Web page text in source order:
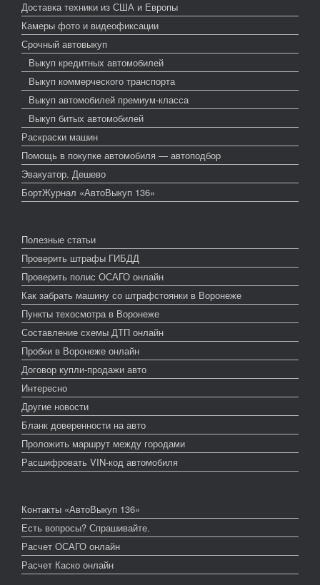
Доставка техники из США и Европы
Камеры фото и видеофиксации
Срочный автовыкуп
Выкуп кредитных автомобилей
Выкуп коммерческого транспорта
Выкуп автомобилей премиум-класса
Выкуп битых автомобилей
Раскраски машин
Помощь в покупке автомобиля — автоподбор
Эвакуатор. Дешево
БортЖурнал «АвтоВыкуп 136»
Полезные статьи
Проверить штрафы ГИБДД
Проверить полис ОСАГО онлайн
Как забрать машину со штрафстоянки в Воронеже
Пункты техосмотра в Воронеже
Составление схемы ДТП онлайн
Пробки в Воронеже онлайн
Договор купли-продажи авто
Интересно
Другие новости
Бланк доверенности на авто
Проложить маршрут между городами
Расшифровать VIN-код автомобиля
Контакты «АвтоВыкуп 136»
Есть вопросы? Спрашивайте.
Расчет ОСАГО онлайн
Расчет Каско онлайн